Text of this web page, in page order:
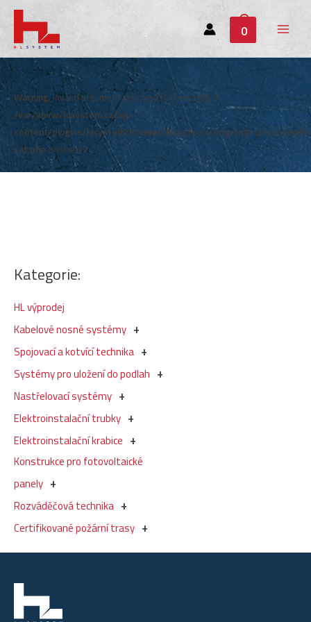
0
Main
Menu
Kategorie:
HL výprodej
Kabelové nosné systémy
Spojovací a kotvící technika
Systémy pro uložení do podlah
Nastřelovací systémy
Elektroinstalační trubky
Elektroinstalační krabice
Konstrukce pro fotovoltaické
panely
Rozváděčová technika
Certifikované požární trasy
Warning: Invalid argument supplied for foreach() in
/var/www/hlsystem.cz/wp-
content/plugins/hlsystem/themes/hlsystem/components/
cat.phpon line12